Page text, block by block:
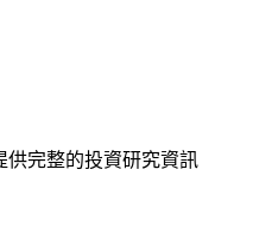
供完整的投資研究資訊